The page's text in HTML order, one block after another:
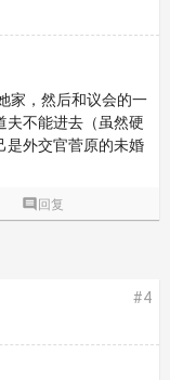
家，然后和议会的一
夫不能进去（虽然硬
是外交官菅原的未婚
 回复
#4